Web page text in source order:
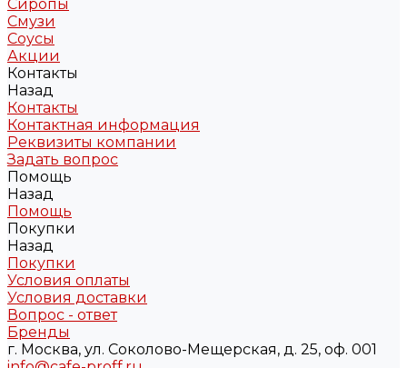
Сиропы
Смузи
Соусы
Акции
Контакты
Назад
Контакты
Контактная информация
Реквизиты компании
Задать вопрос
Помощь
Назад
Помощь
Покупки
Назад
Покупки
Условия оплаты
Условия доставки
Вопрос - ответ
Бренды
г. Москва, ул. Соколово-Мещерская, д. 25, оф. 001